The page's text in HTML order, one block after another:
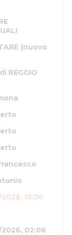
(nuovo
REGGIO
15:30
02:06